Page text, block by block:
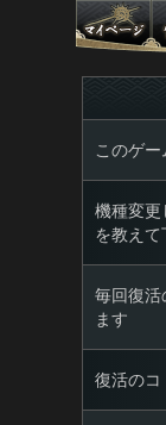
このゲー
機種変更
を教えて
毎回復活
ます
復活のコ